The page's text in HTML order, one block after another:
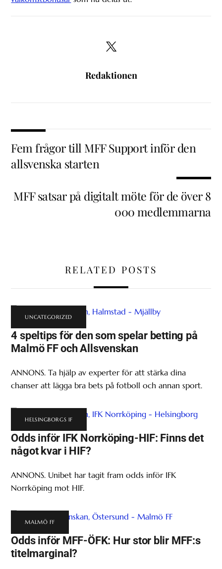
Redaktionen
Fem frågor till MFF Support inför den
allsvenska starten
MFF satsar på digitalt möte för de över 8
000 medlemmarna
RELATED POSTS
UNCATEGORIZED
4 speltips för den som spelar betting på
Malmö FF och Allsvenskan
ANNONS. Ta hjälp av experter för att stärka dina
chanser att lägga bra bets på fotboll och annan sport.
HELSINGBORGS IF
Odds inför IFK Norrköping-HIF: Finns det
något kvar i HIF?
ANNONS. Unibet har tagit fram odds inför IFK
Norrköping mot HIF.
MALMÖ FF
Odds inför MFF-ÖFK: Hur stor blir MFF:s
titelmarginal?